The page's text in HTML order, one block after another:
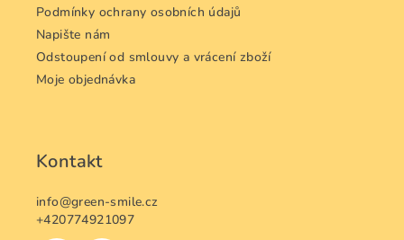
v
p
Podmínky ochrany osobních údajů
Napište nám
Odstoupení od smlouvy a vrácení zboží
Moje objednávka
Kontakt
info@green-smile.cz
+420774921097